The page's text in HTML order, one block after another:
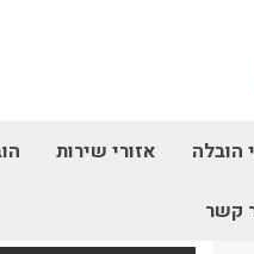
הובלה אזורי שירות
קשר